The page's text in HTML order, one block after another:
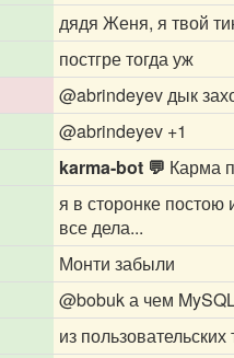
дядя Женя, я твой
постгре тогда уж
@abrindeyevдык
@abrindeyev +1
karma-bot 💬 Карма
я в сторонке
все дела...
Монти забыли
@bobukа чем
из пользовательских